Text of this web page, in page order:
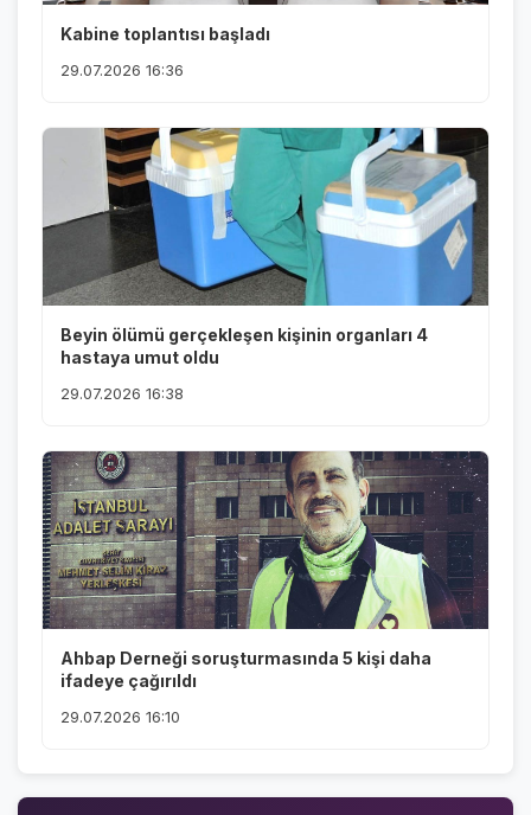
Kabine toplantısı başladı
29.07.2026 16:36
Beyin ölümü gerçekleşen kişinin organları 4
hastaya umut oldu
29.07.2026 16:38
Ahbap Derneği soruşturmasında 5 kişi daha
ifadeye çağırıldı
29.07.2026 16:10